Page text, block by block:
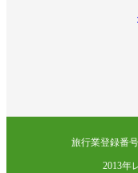
旅行業登録番
2013年